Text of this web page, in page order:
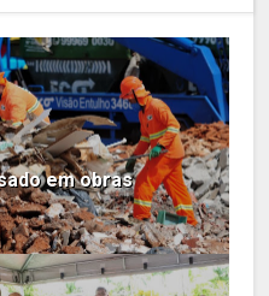
em obras